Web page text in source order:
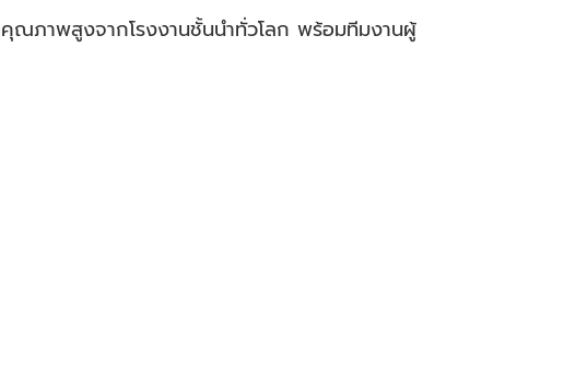
ณภาพสูงจากโรงงานชั้นนำทั่วโลก พร้อมทีมงานผู้